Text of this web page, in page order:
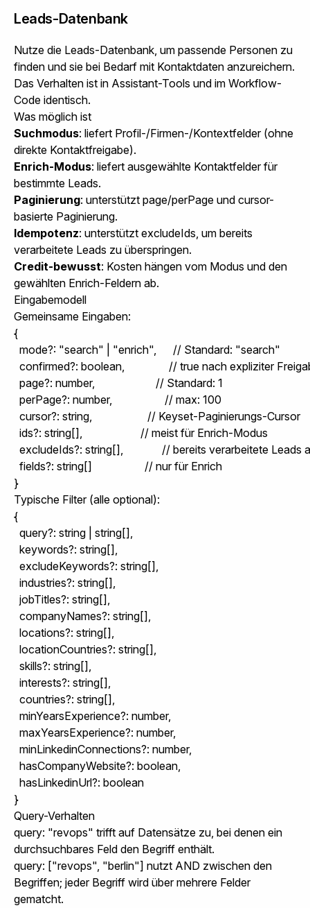
Leads-Datenbank
Nutze die Leads-Datenbank, um passende Personen zu
finden und sie bei Bedarf mit Kontaktdaten anzureichern.
Das Verhalten ist in Assistant-Tools und im Workflow-
Code identisch.
Was möglich ist
Suchmodus: liefert Profil-/Firmen-/Kontextfelder (ohne
direkte Kontaktfreigabe).
Enrich-Modus: liefert ausgewählte Kontaktfelder für
bestimmte Leads.
Paginierung: unterstützt page/perPage und cursor-
basierte Paginierung.
Idempotenz: unterstützt excludeIds, um bereits
verarbeitete Leads zu überspringen.
Credit-bewusst: Kosten hängen vom Modus und den
gewählten Enrich-Feldern ab.
Eingabemodell
Gemeinsame Eingaben:
{
  mode?: "search" | "enrich",      // Standard: "search"
confirmed?: boolean,                // true nach expliziter
  page?: number,                      // Standard: 1
  perPage?: number,                   // max: 100
  cursor?: string,                    // Keyset-Paginierungs-Cursor
  ids?: string[],                     // meist für Enrich-Modus
excludeIds?: string[],              // bereits verarbeitete
  fields?: string[]                   // nur für Enrich
}
Typische Filter (alle optional):
{
  query?: string | string[],
  keywords?: string[],
  excludeKeywords?: string[],
  industries?: string[],
  jobTitles?: string[],
  companyNames?: string[],
  locations?: string[],
  locationCountries?: string[],
  skills?: string[],
  interests?: string[],
  countries?: string[],
  minYearsExperience?: number,
  maxYearsExperience?: number,
  minLinkedinConnections?: number,
  hasCompanyWebsite?: boolean,
  hasLinkedinUrl?: boolean
}
Query-Verhalten
query: "revops" trifft auf Datensätze zu, bei denen ein
durchsuchbares Feld den Begriff enthält.
query: ["revops", "berlin"] nutzt AND zwischen den
Begriffen; jeder Begriff wird über mehrere Felder
gematcht.